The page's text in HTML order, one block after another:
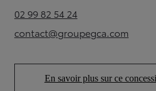
02 99 82 54 24(Opens in new tab)
contact@groupegca.com
(Opens in new tab)
En savoir plus sur ce
(Opens in